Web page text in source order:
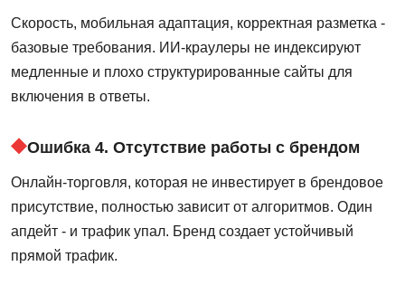
Скорость, мобильная адаптация, корректная разметка -
базовые требования. ИИ-краулеры не индексируют
медленные и плохо структурированные сайты для
включения в ответы.
Ошибка 4. Отсутствие работы с брендом
Онлайн-торговля, которая не инвестирует в брендовое
присутствие, полностью зависит от алгоритмов. Один
апдейт - и трафик упал. Бренд создает устойчивый
прямой трафик.